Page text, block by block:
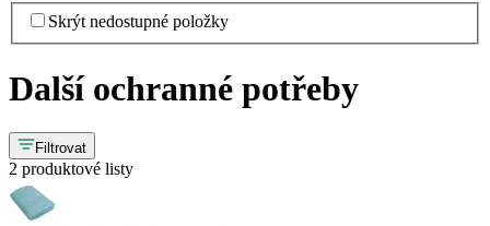
Skrýt nedostupné položky
Další ochranné potřeby
Filtrovat
2 produktové listy